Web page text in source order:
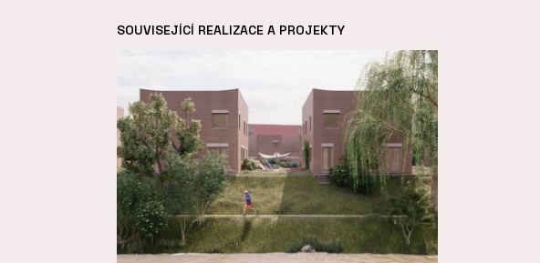
SOUVISEJÍCÍ REALIZACE A PROJEKTY